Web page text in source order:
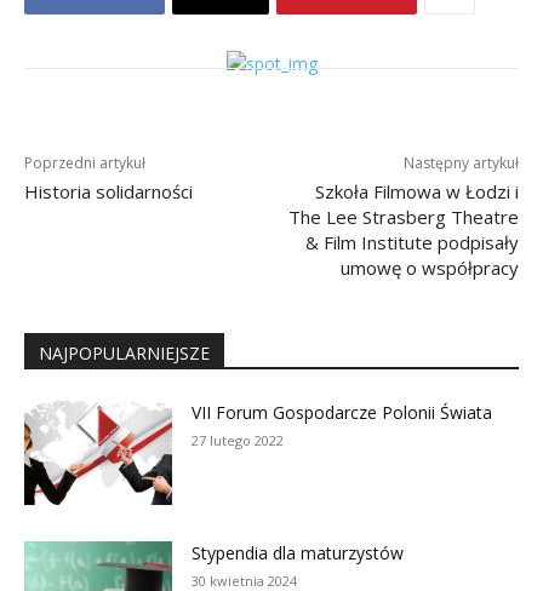
Poprzedni artykuł
Historia solidarności
Następny artykuł
Szkoła Filmowa w Łodzi i
The Lee Strasberg Theatre
& Film Institute podpisały
umowę o współpracy
NAJPOPULARNIEJSZE
VII Forum Gospodarcze Polonii Świata
27 lutego 2022
Stypendia dla maturzystów
30 kwietnia 2024